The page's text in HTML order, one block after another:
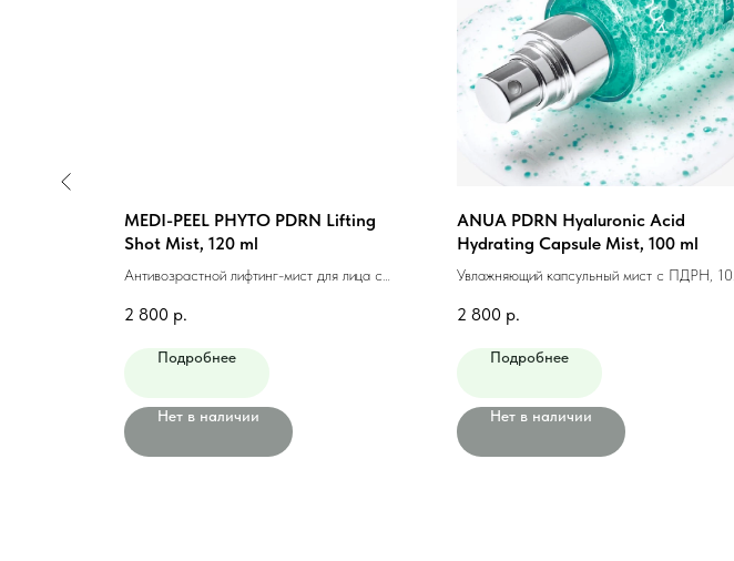
MEDI-PEEL PHYTO PDRN Lifting
Shot Mist, 120 ml
Антивозрастной лифтинг-мист для лица с
2 800 р.
Подробнее
Нет в наличии
ANUA PDRN Hyaluronic Acid
Hydrating Capsule Mist, 100 ml
Увлажняющий капсульный мист с ПДРН, 100
2 800 р.
Подробнее
Нет в наличии